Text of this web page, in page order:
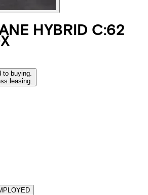
HYBRID C:62
to buying.
leasing.